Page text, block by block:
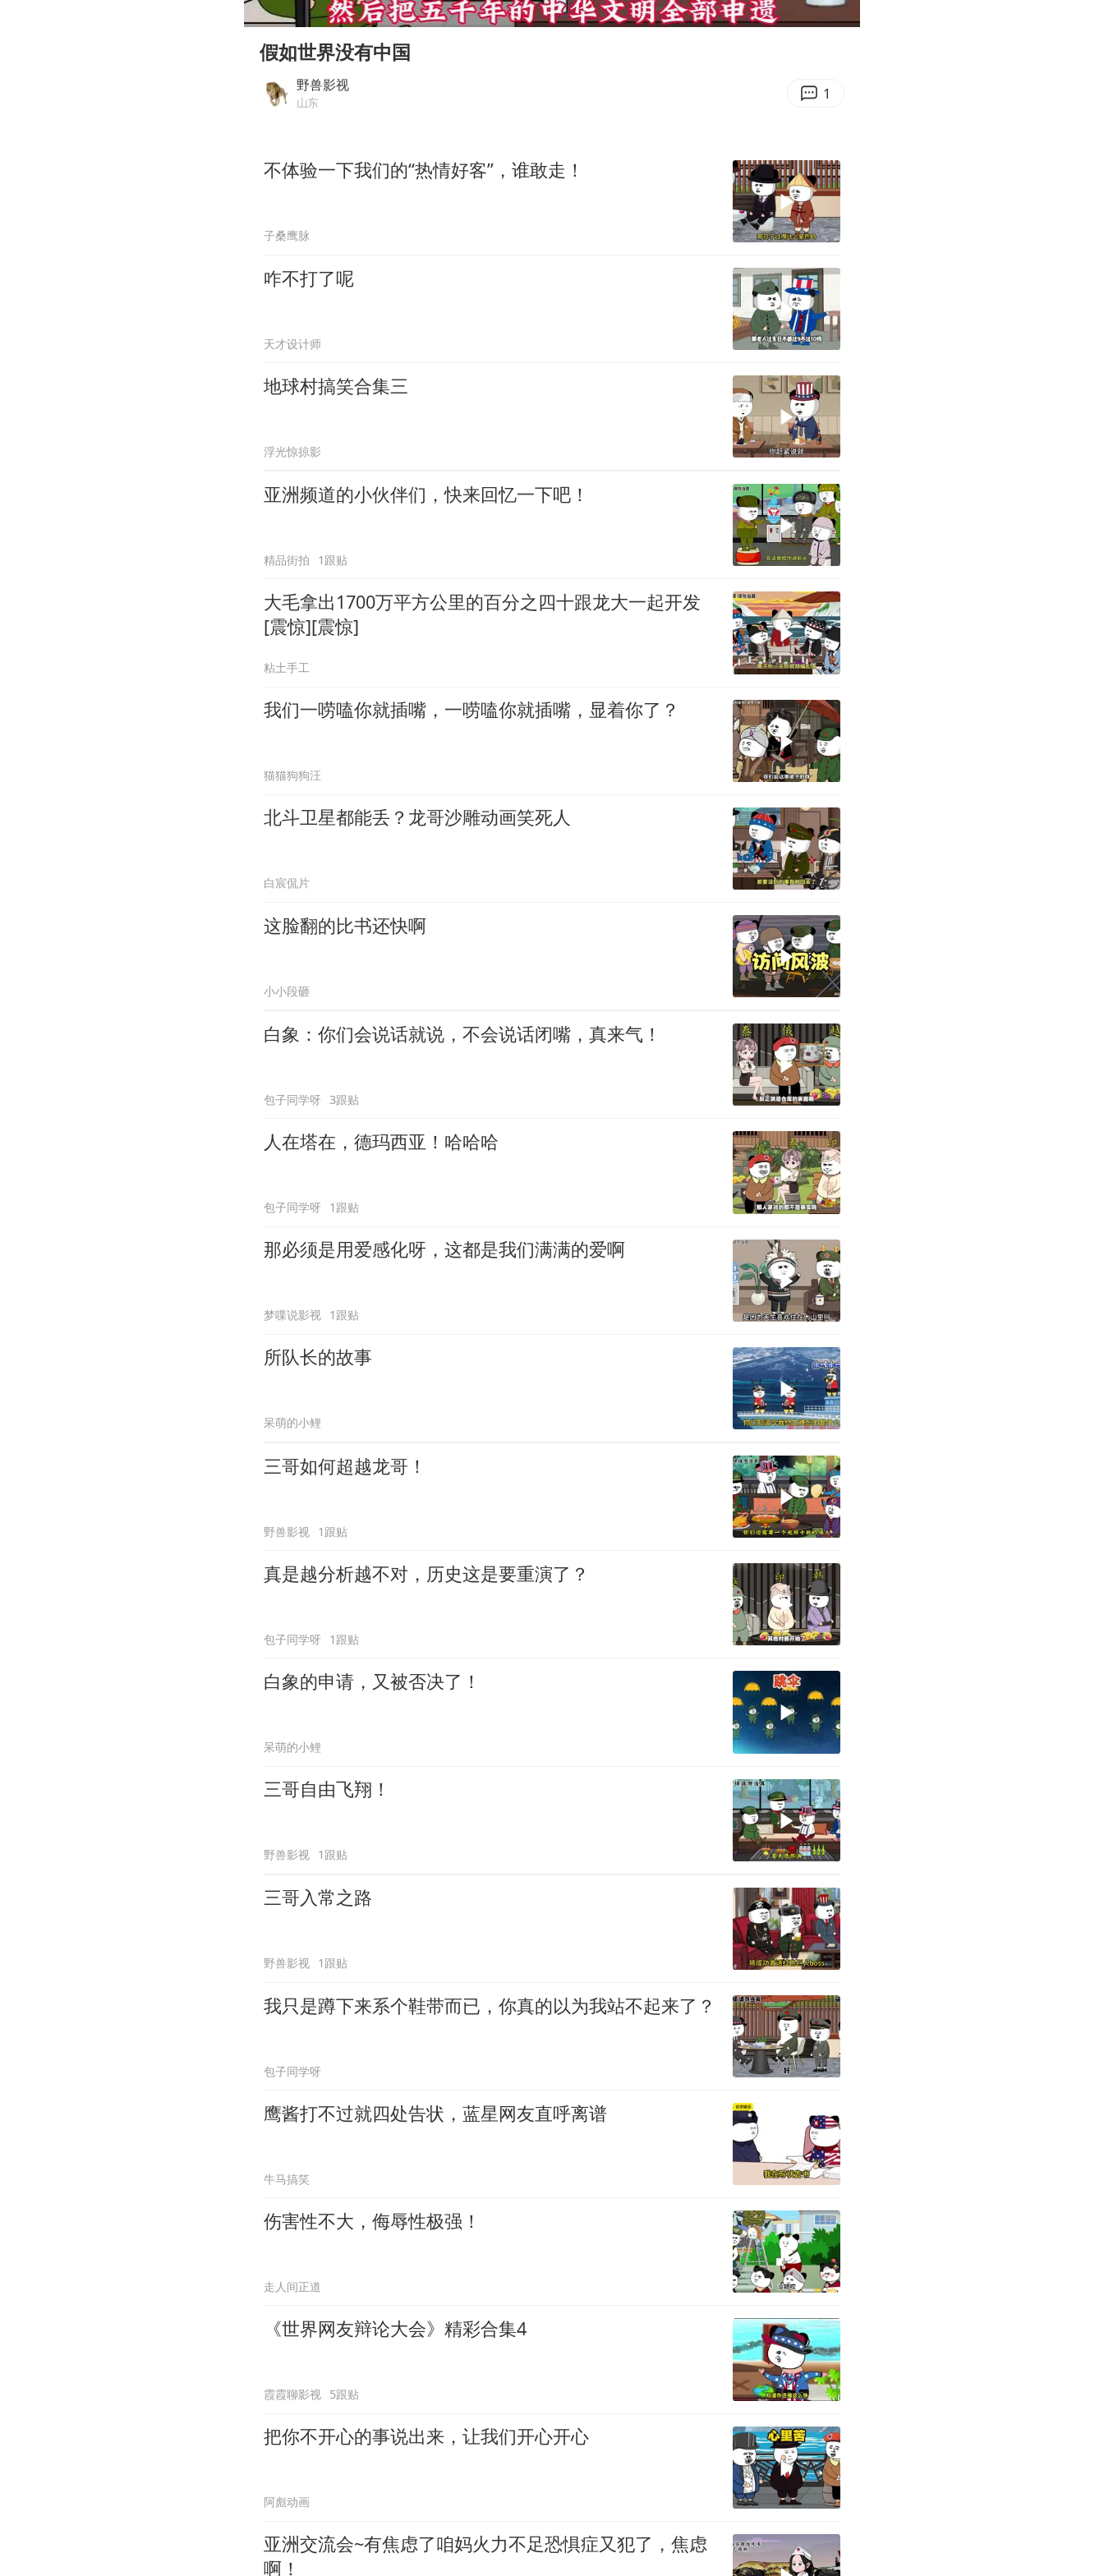
中国五箭齐发反制美国
律师称“梅姨”若满75岁或不适用死刑
空调发明出来竟然不是为了给人降温
Play
00:00 01:51
Enter
假如世界没有中国
野兽影视
山东 1
不体验一下我们的“热情好客”，谁敢走！
子桑鹰脉
咋不打了呢
天才设计师
地球村搞笑合集三
浮光惊掠影
亚洲频道的小伙伴们，快来回忆一下吧！
精品街拍 1跟贴
大毛拿出1700万平方公里的百分之四十跟龙大一起开发
[震惊][震惊]
粘土手工
我们一唠嗑你就插嘴，一唠嗑你就插嘴，显着你了？
猫猫狗狗汪
北斗卫星都能丢？龙哥沙雕动画笑死人
白宸侃片
这脸翻的比书还快啊
小小段砸
白象：你们会说话就说，不会说话闭嘴，真来气！
包子同学呀 3跟贴
人在塔在，德玛西亚！哈哈哈
包子同学呀 1跟贴
那必须是用爱感化呀，这都是我们满满的爱啊
梦喋说影视 1跟贴
所队长的故事
呆萌的小鲤
三哥如何超越龙哥！
野兽影视 1跟贴
真是越分析越不对，历史这是要重演了？
包子同学呀 1跟贴
白象的申请，又被否决了！
呆萌的小鲤
三哥自由飞翔！
野兽影视 1跟贴
三哥入常之路
野兽影视 1跟贴
我只是蹲下来系个鞋带而已，你真的以为我站不起来了？
包子同学呀
鹰酱打不过就四处告状，蓝星网友直呼离谱
牛马搞笑
伤害性不大，侮辱性极强！
走人间正道
《世界网友辩论大会》精彩合集4
霞霞聊影视 5跟贴
把你不开心的事说出来，让我们开心开心
阿彪动画
亚洲交流会~有焦虑了咱妈火力不足恐惧症又犯了，焦虑
啊！